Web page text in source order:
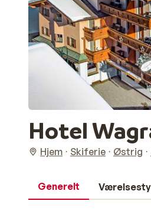
Hotel
Hjem Skiferie Østrig
Generelt